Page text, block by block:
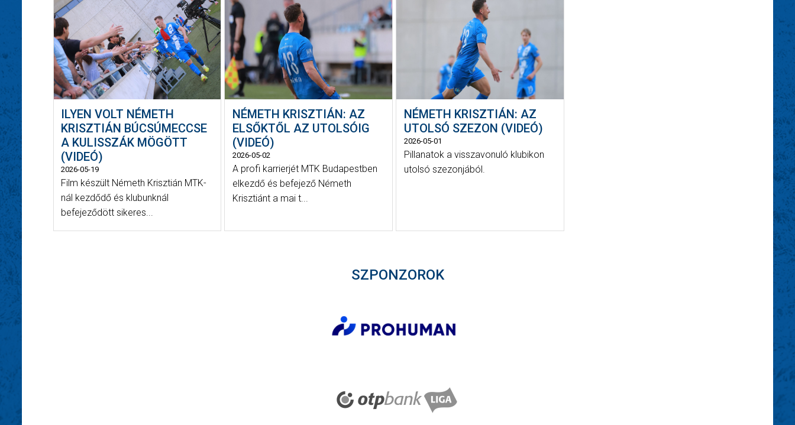
ILYEN VOLT NÉMETH
KRISZTIÁN BÚCSÚMECCSE
A KULISSZÁK MÖGÖTT
(VIDEÓ)
2026-05-19
Film készült Németh Krisztián MTK-
nál kezdődő és klubunknál
befejeződött sikeres...
NÉMETH KRISZTIÁN: AZ
ELSŐKTŐL AZ UTOLSÓIG
(VIDEÓ)
2026-05-02
A profi karrierjét MTK Budapestben
elkezdő és befejező Németh
Krisztiánt a mai t...
NÉMETH KRISZTIÁN: AZ
UTOLSÓ SZEZON (VIDEÓ)
2026-05-01
Pillanatok a visszavonuló klubikon
utolsó szezonjából.
SZPONZOROK